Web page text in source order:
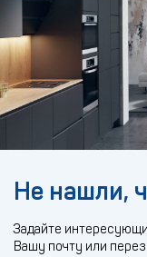
Не нашли,
Задайте
Вашу почту или